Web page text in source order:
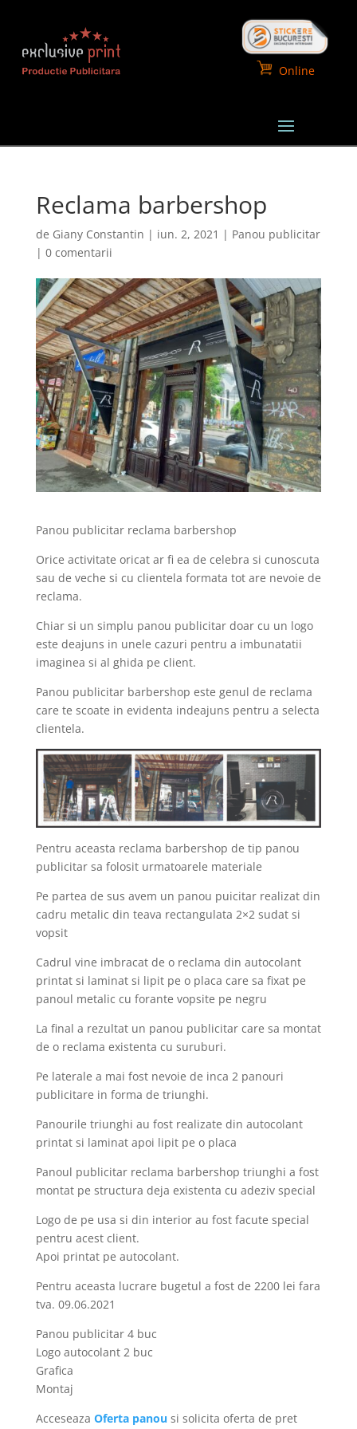
Online
Reclama barbershop
de Giany Constantin | iun. 2, 2021 | Panou publicitar
| 0 comentarii
Panou publicitar reclama barbershop
Orice activitate oricat ar fi ea de celebra si cunoscuta
sau de veche si cu clientela formata tot are nevoie de
reclama.
Chiar si un simplu panou publicitar doar cu un logo
este deajuns in unele cazuri pentru a imbunatatii
imaginea si al ghida pe client.
Panou publicitar barbershop este genul de reclama
care te scoate in evidenta indeajuns pentru a selecta
clientela.
Pentru aceasta reclama barbershop de tip panou
publicitar sa folosit urmatoarele materiale
Pe partea de sus avem un panou puicitar realizat din
cadru metalic din teava rectangulata 2×2 sudat si
vopsit
Cadrul vine imbracat de o reclama din autocolant
printat si laminat si lipit pe o placa care sa fixat pe
panoul metalic cu forante vopsite pe negru
La final a rezultat un panou publicitar care sa montat
de o reclama existenta cu suruburi.
Pe laterale a mai fost nevoie de inca 2 panouri
publicitare in forma de triunghi.
Panourile triunghi au fost realizate din autocolant
printat si laminat apoi lipit pe o placa
Panoul publicitar reclama barbershop triunghi a fost
montat pe structura deja existenta cu adeziv special
Logo de pe usa si din interior au fost facute special
pentru acest client.
Apoi printat pe autocolant.
Pentru aceasta lucrare bugetul a fost de 2200 lei fara
tva. 09.06.2021
Panou publicitar 4 buc
Logo autocolant 2 buc
Grafica
Montaj
Acceseaza Oferta panou si solicita oferta de pret